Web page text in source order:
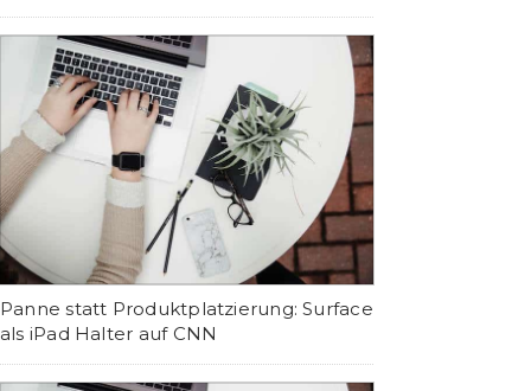
Panne statt Produktplatzierung: Surface
als iPad Halter auf CNN